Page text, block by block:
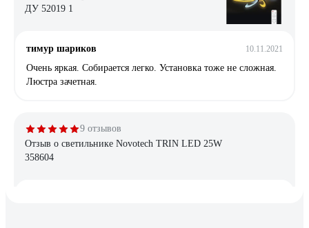
ДУ 52019 1
тимур шариков 10.11.2021
Очень яркая. Собирается легко. Установка тоже не сложная.
Люстра зачетная.
9 отзывов
Отзыв о светильнике Novotech TRIN LED 25W
358604